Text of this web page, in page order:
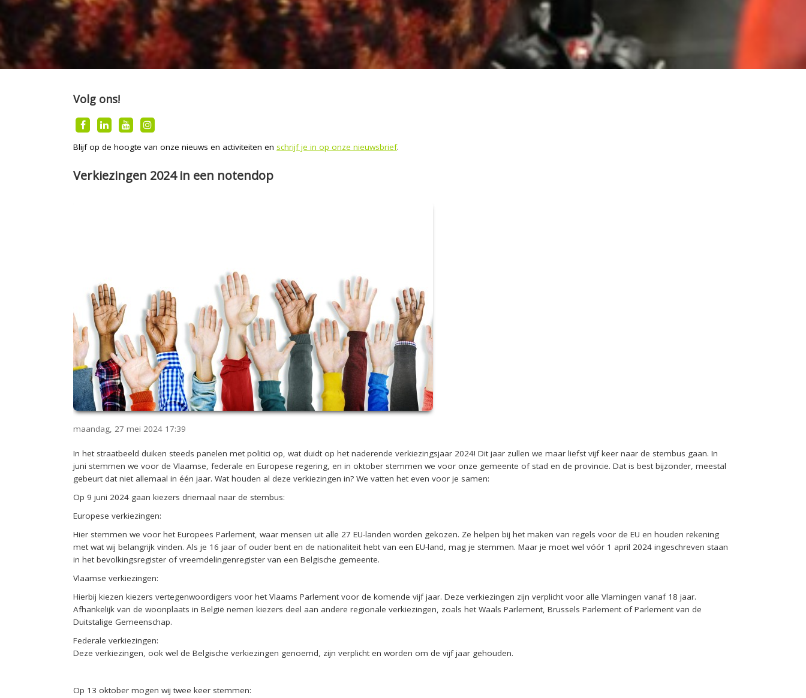
Volg ons!
Blijf op de hoogte van onze nieuws en activiteiten en schrijf je in op onze nieuwsbrief.
Verkiezingen 2024 in een notendop
maandag, 27 mei 2024 17:39
In het straatbeeld duiken steeds panelen met politici op, wat duidt op het naderende verkiezingsjaar 2024! Dit jaar zullen we maar liefst vijf keer naar de stembus gaan. In
juni stemmen we voor de Vlaamse, federale en Europese regering, en in oktober stemmen we voor onze gemeente of stad en de provincie. Dat is best bijzonder, meestal
gebeurt dat niet allemaal in één jaar. Wat houden al deze verkiezingen in? We vatten het even voor je samen:
Op 9 juni 2024 gaan kiezers driemaal naar de stembus:
Europese verkiezingen:
Hier stemmen we voor het Europees Parlement, waar mensen uit alle 27 EU-landen worden gekozen. Ze helpen bij het maken van regels voor de EU en houden rekening
met wat wij belangrijk vinden. Als je 16 jaar of ouder bent en de nationaliteit hebt van een EU-land, mag je stemmen. Maar je moet wel vóór 1 april 2024 ingeschreven staan
in het bevolkingsregister of vreemdelingenregister van een Belgische gemeente.
Vlaamse verkiezingen:
Hierbij kiezen kiezers vertegenwoordigers voor het Vlaams Parlement voor de komende vijf jaar. Deze verkiezingen zijn verplicht voor alle Vlamingen vanaf 18 jaar.
Afhankelijk van de woonplaats in België nemen kiezers deel aan andere regionale verkiezingen, zoals het Waals Parlement, Brussels Parlement of Parlement van de
Duitstalige Gemeenschap.
Federale verkiezingen:
Deze verkiezingen, ook wel de Belgische verkiezingen genoemd, zijn verplicht en worden om de vijf jaar gehouden.
Op 13 oktober mogen wij twee keer stemmen: